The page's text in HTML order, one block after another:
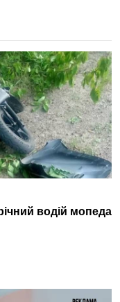
водій мопеда